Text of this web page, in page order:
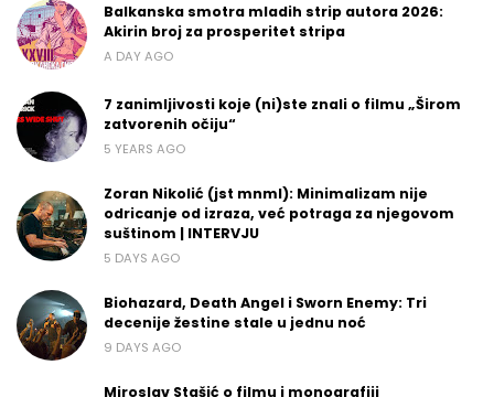
Balkanska smotra mladih strip autora 2026:
Akirin broj za prosperitet stripa
A DAY AGO
7 zanimljivosti koje (ni)ste znali o filmu „Širom
zatvorenih očiju“
5 YEARS AGO
Zoran Nikolić (jst mnml): Minimalizam nije
odricanje od izraza, već potraga za njegovom
suštinom | INTERVJU
5 DAYS AGO
Biohazard, Death Angel i Sworn Enemy: Tri
decenije žestine stale u jednu noć
9 DAYS AGO
Miroslav Stašić o filmu i monografiji